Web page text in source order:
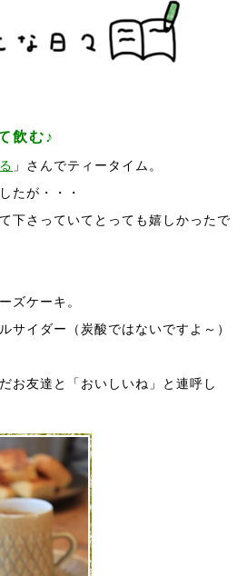
飲む♪
」さんでティータイム。
たが・・・
下さっていてとっても嬉しかったで
ズケーキ。
サイダー（炭酸ではないですよ～）
お友達と「おいしいね」と連呼し